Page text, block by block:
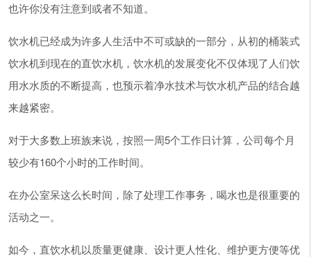
也许你没有注意到或者不知道。
饮水机已经成为许多人生活中不可或缺的一部分，从初的桶装式
饮水机到现在的直饮水机，饮水机的发展变化不仅体现了人们饮
用水水质的不断提高，也预示着净水技术与饮水机产品的结合越
来越紧密。
对于大多数上班族来说，按照一周5个工作日计算，公司每个月
较少有160个小时的工作时间。
在办公室呆这么长时间，除了处理工作事务，喝水也是很重要的
活动之一。
如今，直饮水机以质量更健康、设计更人性化、维护更方便等优